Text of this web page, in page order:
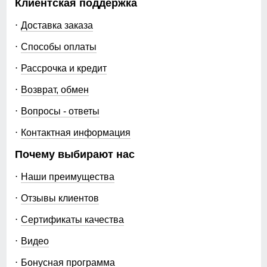
Узнайте как правильно снять
мерки
рекомендуем Вам измерить следующие
A
Длина изделия
Измеряется от верхней точки плеча
Клиентская поддержка
Доставка заказа
Способы оплаты
Рассрочка и кредит
Возврат, обмен
Вопросы - ответы
Контактная информация
Почему выбирают нас
Наши преимущества
Отзывы клиентов
Сертификаты качества
Видео
Бонусная программа